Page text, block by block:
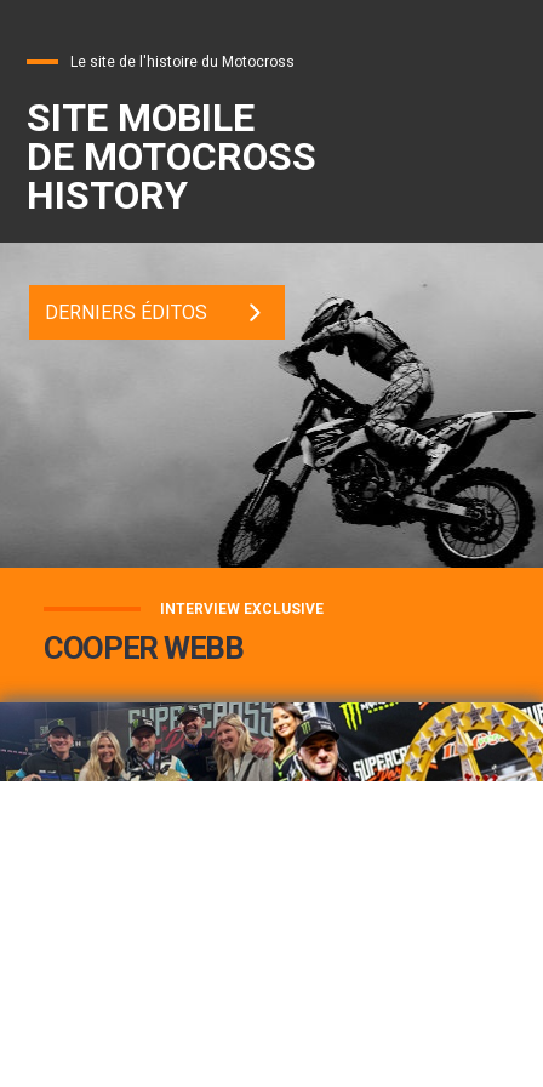
Le site de l'histoire du Motocross
SITE MOBILE
DE MOTOCROSS
HISTORY
DERNIERS ÉDITOS
INTERVIEW EXCLUSIVE
COOPER WEBB